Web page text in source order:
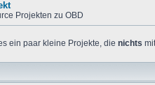
Projekten zu OBD
ein paar kleine Projekte, die nichts